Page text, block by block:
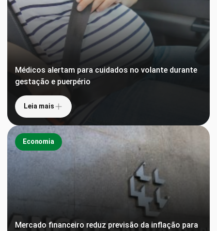
Médicos alertam para cuidados no volante durante
gestação e puerpério
Leia mais
Economia
Mercado financeiro reduz previsão da inflação para